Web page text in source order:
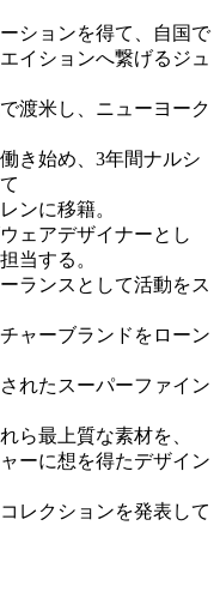
ションを得て、自国で
イションへ繋げるジュ
渡米し、ニューヨーク
き始め、3年間ナルシ
ンに移籍。
ェアデザイナーとし
当する。
ランスとして活動をス
ャーブランドをローン
れたスーパーファイン
ら最上質な素材を、
ーに想を得たデザイン
レクションを発表して